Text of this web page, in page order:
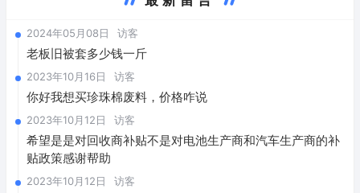
2024年05月08日 访客
老板旧被套多少钱一斤
2023年10月16日 访客
你好我想买珍珠棉废料，价格咋说
2023年10月12日 访客
希望是是对回收商补贴不是对电池生产商和汽车生产商的补
贴政策感谢帮助
2023年10月12日 访客